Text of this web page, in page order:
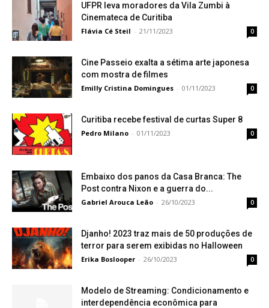
UFPR leva moradores da Vila Zumbi à
Cinemateca de Curitiba
Flávia Cé Steil - 21/11/2023 0
Cine Passeio exalta a sétima arte japonesa
com mostra de filmes
Emilly Cristina Domingues - 01/11/2023 0
Curitiba recebe festival de curtas Super 8
Pedro Milano - 01/11/2023 0
Embaixo dos panos da Casa Branca: The
Post contra Nixon e a guerra do...
Gabriel Arouca Leão - 26/10/2023 0
Djanho! 2023 traz mais de 50 produções de
terror para serem exibidas no Halloween
Erika Boslooper - 26/10/2023 0
Modelo de Streaming: Condicionamento e
interdependência econômica para